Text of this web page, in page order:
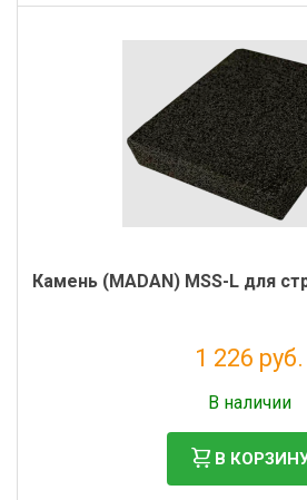
Камень (MADAN) MSS-L для
1 226 руб.
В наличии
В